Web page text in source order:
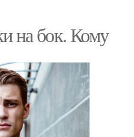
на бок. Кому